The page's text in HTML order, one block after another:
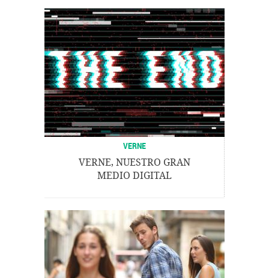
VERNE
VERNE, NUESTRO GRAN
MEDIO DIGITAL